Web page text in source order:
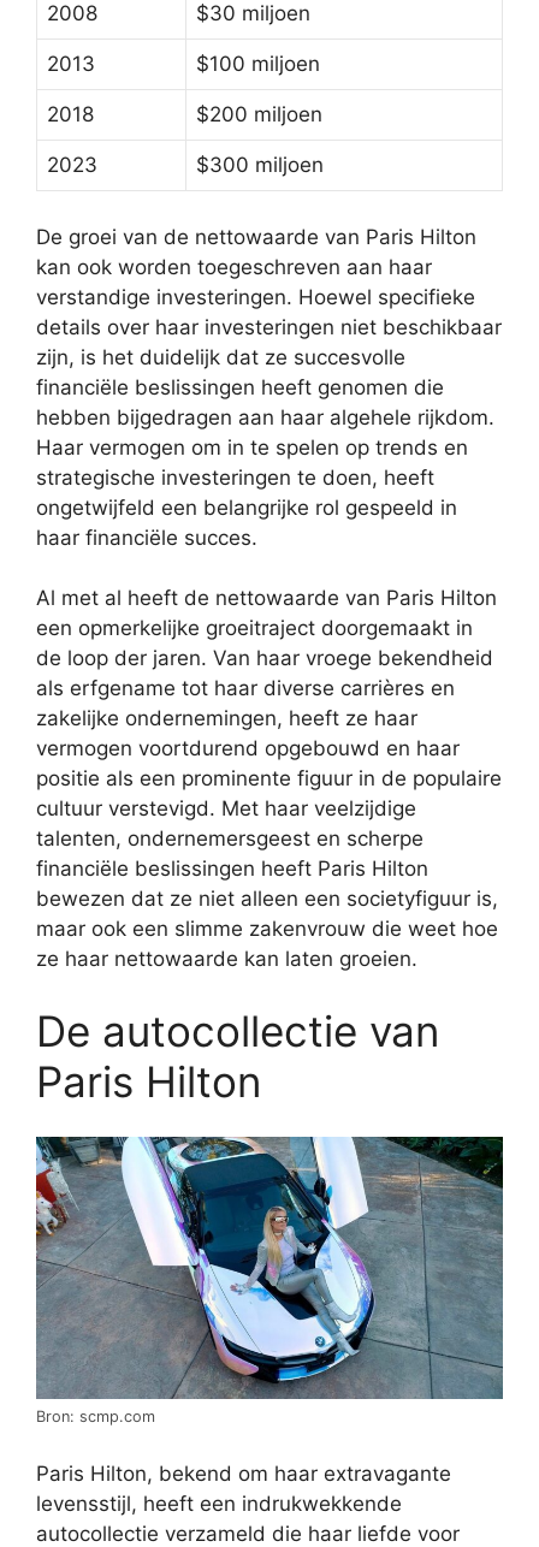
2008 $30 miljoen
2013 $100 miljoen
2018 $200 miljoen
2023 $300 miljoen
De groei van de nettowaarde van Paris Hilton
kan ook worden toegeschreven aan haar
verstandige investeringen. Hoewel specifieke
details over haar investeringen niet beschikbaar
zijn, is het duidelijk dat ze succesvolle
financiële beslissingen heeft genomen die
hebben bijgedragen aan haar algehele rijkdom.
Haar vermogen om in te spelen op trends en
strategische investeringen te doen, heeft
ongetwijfeld een belangrijke rol gespeeld in
haar financiële succes.
Al met al heeft de nettowaarde van Paris Hilton
een opmerkelijke groeitraject doorgemaakt in
de loop der jaren. Van haar vroege bekendheid
als erfgename tot haar diverse carrières en
zakelijke ondernemingen, heeft ze haar
vermogen voortdurend opgebouwd en haar
positie als een prominente figuur in de populaire
cultuur verstevigd. Met haar veelzijdige
talenten, ondernemersgeest en scherpe
financiële beslissingen heeft Paris Hilton
bewezen dat ze niet alleen een societyfiguur is,
maar ook een slimme zakenvrouw die weet hoe
ze haar nettowaarde kan laten groeien.
De autocollectie van
Paris Hilton
Bron: scmp.com
Paris Hilton, bekend om haar extravagante
levensstijl, heeft een indrukwekkende
autocollectie verzameld die haar liefde voor